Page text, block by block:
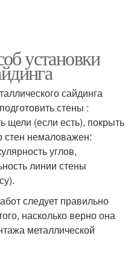
установки
сайдинга
стены :
щели (если есть), покрыть
стен немаловажен:
углов,
линии стены
следует правильно
насколько верно она
металлической